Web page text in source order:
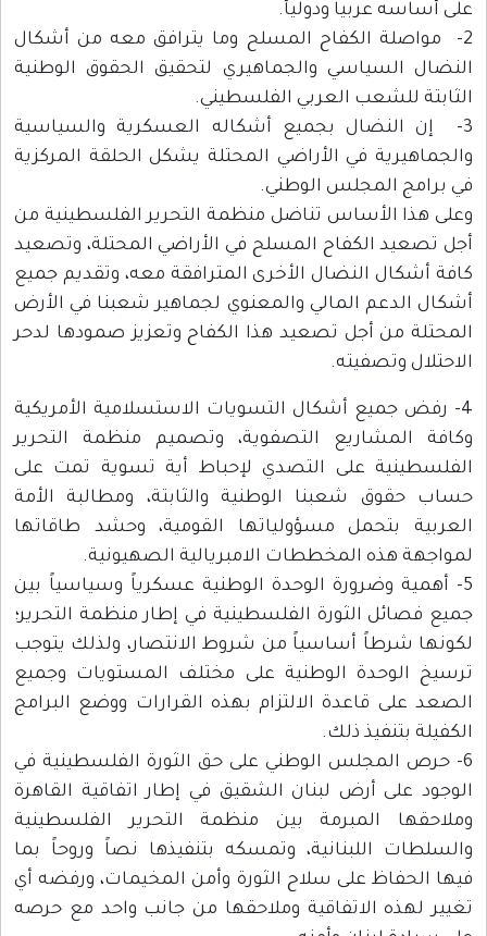
على أساسه عربياً ودوليأ.
2- مواصلة الكفاح المسلح وما يترافق معه من أشكال
النضال السياسي والجماهيري لتحقيق الحقوق الوطنية
الثابتة للشعب العربي الفلسطيني.
3- إن النضال بجميع أشكاله العسكرية والسياسية
والجماهيرية في الأراضي المحتلة يشكل الحلقة المركزية
في برامج المجلس الوطني.
وعلى هذا الأساس تناضل منظمة التحرير الفلسطينية من
أجل تصعيد الكفاح المسلح في الأراضي المحتلة، وتصعيد
كافة أشكال النضال الأخرى المترافقة معه، وتقديم جميع
أشكال الدعم المالي والمعنوي لجماهير شعبنا في الأرض
المحتلة من أجل تصعيد هذا الكفاح وتعزيز صمودها لدحر
الاحتلال وتصفيته.
4- رفض جميع أشكال التسويات الاستسلامية الأمريكية
وكافة المشاريع التصفوية، وتصميم منظمة التحرير
الفلسطينية على التصدي لإحباط أية تسوية تمت على
حساب حقوق شعبنا الوطنية والثابتة، ومطالبة الأمة
العربية بتحمل مسؤولياتها القومية، وحشد طاقاتها
لمواجهة هذه المخططات الامبريالية الصهيونية.
5- أهمية وضرورة الوحدة الوطنية عسكرياً وسياسياً بين
جميع فصائل الثورة الفلسطينية في إطار منظمة التحرير؛
لكونها شرطاً أساسياً من شروط الانتصار، ولذلك يتوجب
ترسيخ الوحدة الوطنية على مختلف المستويات وجميع
الصعد على قاعدة الالتزام بهذه القرارات ووضع البرامج
الكفيلة بتنفيذ ذلك.
6- حرص المجلس الوطني على حق الثورة الفلسطينية في
الوجود على أرض لبنان الشقيق في إطار اتفاقية القاهرة
وملاحقها المبرمة بين منظمة التحرير الفلسطينية
والسلطات اللبنانية، وتمسكه بتنفيذها نصاً وروحاً بما
فيها الحفاظ على سلاح الثورة وأمن المخيمات، ورفضه أي
تغيير لهذه الاتفاقية وملاحقها من جانب واحد مع حرصه